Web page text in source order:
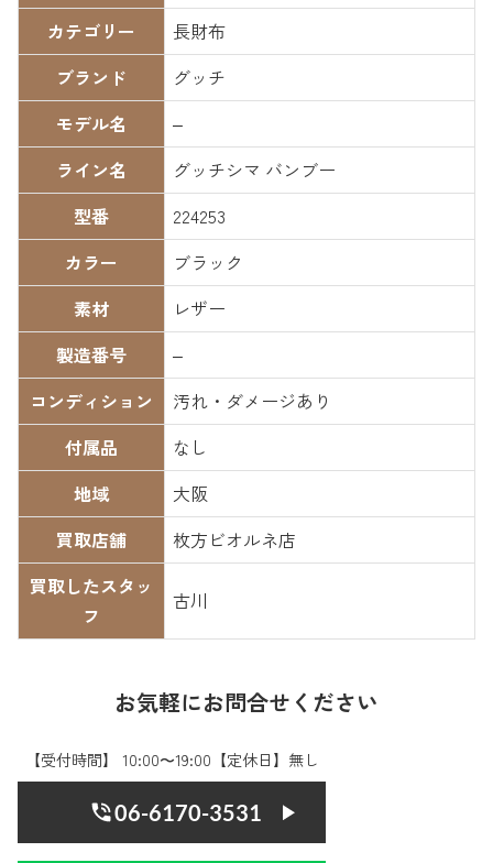
カテゴリー
長財布
ブランド
グッチ
モデル名
–
ライン名
グッチシマ バンブー
型番
224253
カラー
ブラック
素材
レザー
製造番号
–
コンディション
汚れ・ダメージあり
付属品
なし
地域
大阪
買取店舗
枚方ビオルネ店
買取したスタッ
フ
古川
お気軽にお問合せください
【受付時間】 10:00〜19:00【定休日】無し
06-6170-3531